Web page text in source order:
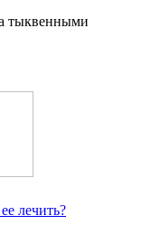
тыквенными
лечить?